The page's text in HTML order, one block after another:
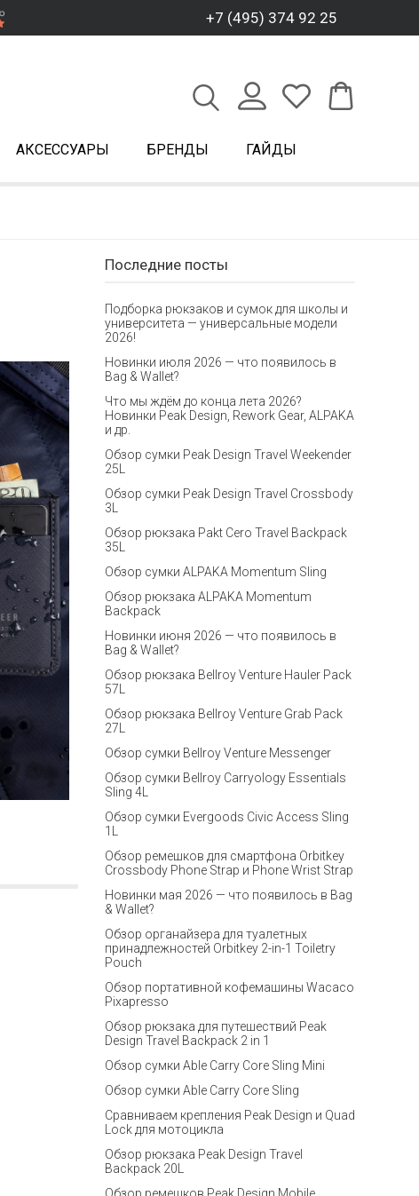
+7 (495) 374 92 25
АКСЕССУАРЫ БРЕНДЫ ГАЙДЫ
Последние посты
Подборка рюкзаков и сумок для школы и
университета — универсальные модели
2026!
Новинки июля 2026 — что появилось в
Bag & Wallet?
Что мы ждём до конца лета 2026?
Новинки Peak Design, Rework Gear, ALPAKA
и др.
Обзор сумки Peak Design Travel Weekender
25L
Обзор сумки Peak Design Travel Crossbody
3L
Обзор рюкзака Pakt Cero Travel Backpack
35L
Обзор сумки ALPAKA Momentum Sling
Обзор рюкзака ALPAKA Momentum
Backpack
Новинки июня 2026 — что появилось в
Bag & Wallet?
Обзор рюкзака Bellroy Venture Hauler Pack
57L
Обзор рюкзака Bellroy Venture Grab Pack
27L
Обзор сумки Bellroy Venture Messenger
Обзор сумки Bellroy Carryology Essentials
Sling 4L
Обзор сумки Evergoods Civic Access Sling
1L
Обзор ремешков для смартфона Orbitkey
Crossbody Phone Strap и Phone Wrist Strap
Новинки мая 2026 — что появилось в Bag
& Wallet?
Обзор органайзера для туалетных
принадлежностей Orbitkey 2-in-1 Toiletry
Pouch
Обзор портативной кофемашины Wacaco
Pixapresso
Обзор рюкзака для путешествий Peak
Design Travel Backpack 2 in 1
Обзор сумки Able Carry Core Sling Mini
Обзор сумки Able Carry Core Sling
Сравниваем крепления Peak Design и Quad
Lock для мотоцикла
Обзор рюкзака Peak Design Travel
Backpack 20L